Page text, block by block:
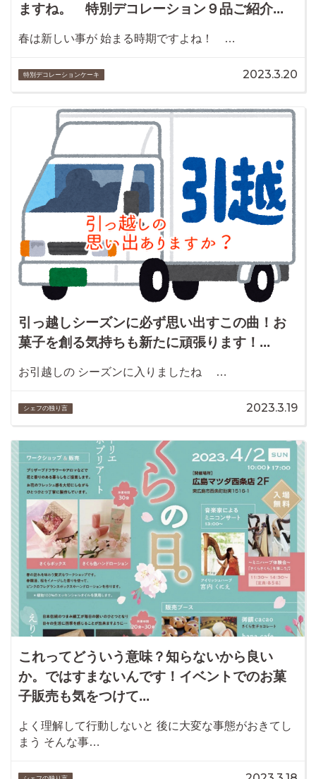
ますね。 特別デコレーション９品ご紹介...
春は新しい事が 始まる時期ですよね！ …
特別デコレーションケーキ 2023.3.20
引っ越しシーズンに必ず思い出すこの曲！お
菓子を創る気持ちも新たに頑張ります！...
お引越しの シーズンに入りましたね …
シェフの独り言 2023.3.19
これってどういう意味？知らないから良い
か。ではすまないんです！イベントでのお菓
子販売も気をつけて...
よく理解して行動しないと 後に大変な事態がおきてし
まう そんな事…